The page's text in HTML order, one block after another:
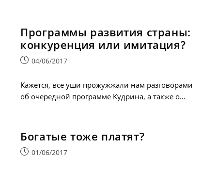
Программы развития страны:
конкуренция или имитация?
Запись04/06/2017
Кажется, все уши прожужжали нам разговорами
об очередной программе Кудрина, а также о…
Богатые тоже платят?
Запись01/06/2017